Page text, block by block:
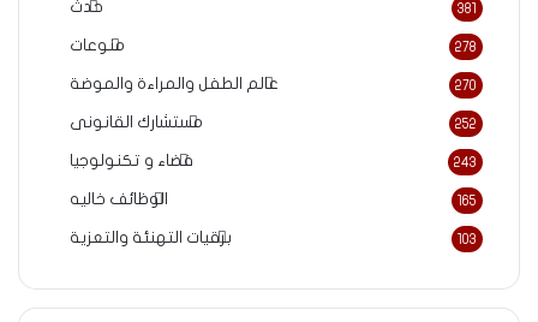
حدث 381
منوعات 278
عالم الطفل والمراءة والموضة 270
مستشارك القانونى 252
فضاء و تكنولوجيا 243
الوظائف خاليه 165
برقيات التهنئة والتعزية 103